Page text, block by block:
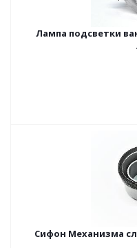
Лампа подсветки
Сифон Механизма